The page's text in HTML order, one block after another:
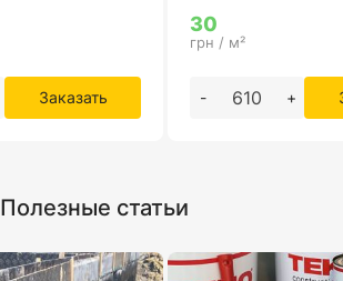
Заказать
30
грн / м²
- +
Полезные статьи